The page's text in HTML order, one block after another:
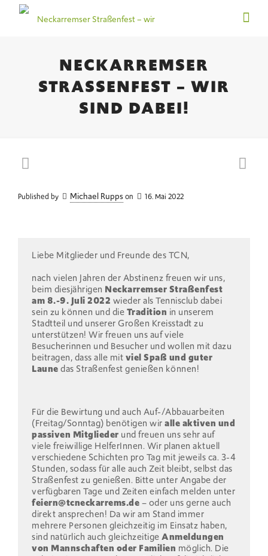
NECKARREMSER
STRASSENFEST – WIR S
IND DABEI!
Published by Michael Ruppson 16. Mai 2022
Liebe Mitglieder und Freunde des TCN,
nach vielen Jahren der Abstinenz freuen wir uns,
beim diesjährigen Neckarremser Straßenfest
am 8.-9. Juli 2022 wieder als Tennisclub dabei
sein zu können und dieTradition in unserem
Stadtteil und unserer Großen Kreisstadt zu
unterstützen! Wir freuen uns auf viele
Besucherinnen und Besucher und wollen mit dazu
beitragen, dass alle mitviel Spaß und guter
Launedas Straßenfest genießen können!
Für die Bewirtung und auch Auf-/Abbauarbeiten
(Freitag/Sonntag) benötigen wiralle aktiven und
passiven Mitglieder und freuen uns sehr auf
viele freiwillige HelferInnen. Wir planen aktuell
verschiedene Schichten pro Tag mit jeweils ca. 3-4
Stunden, sodass für alle auch Zeit bleibt, selbst das
Straßenfest zu genießen. Bitte unter Angabe der
verfügbaren Tage und Zeiten einfach melden unter
feiern@tcneckarrems.de– oder uns gerne auch
direkt ansprechen! Da wir am Stand immer
mehrere Personen gleichzeitig im Einsatz haben,
sind natürlich auch gleichzeitigeAnmeldungen
von Mannschaften oder Familien möglich. Die